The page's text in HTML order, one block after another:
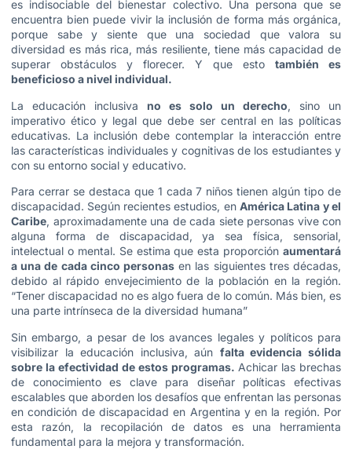
es indisociable del bienestar colectivo. Una persona que se
encuentra bien puede vivir la inclusión de forma más orgánica,
porque sabe y siente que una sociedad que valora su
diversidad es más rica, más resiliente, tiene más capacidad de
superar obstáculos y florecer. Y que esto también es
beneficioso a nivel individual.
La educación inclusiva no es solo un derecho, sino un
imperativo ético y legal que debe ser central en las políticas
educativas. La inclusión debe contemplar la interacción entre
las características individuales y cognitivas de los estudiantes y
con su entorno social y educativo.
Para cerrar se destaca que 1 cada 7 niños tienen algún tipo de
discapacidad. Según recientes estudios, en América Latina y el
Caribe, aproximadamente una de cada siete personas vive con
alguna forma de discapacidad, ya sea física, sensorial,
intelectual o mental. Se estima que esta proporción aumentará
a una de cada cinco personas en las siguientes tres décadas,
debido al rápido envejecimiento de la población en la región.
“Tener discapacidad no es algo fuera de lo común. Más bien, es
una parte intrínseca de la diversidad humana”
Sin embargo, a pesar de los avances legales y políticos para
visibilizar la educación inclusiva, aún falta evidencia sólida
sobre la efectividad de estos programas. Achicar las brechas
de conocimiento es clave para diseñar políticas efectivas
escalables que aborden los desafíos que enfrentan las personas
en condición de discapacidad en Argentina y en la región. Por
esta razón, la recopilación de datos es una herramienta
fundamental para la mejora y transformación.